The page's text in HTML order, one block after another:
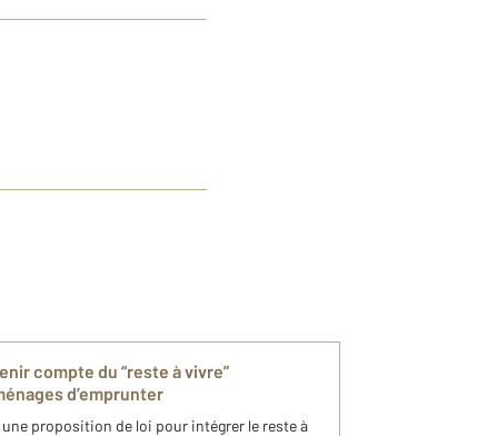
compte du “reste à vivre”
d’emprunter
proposition de loi pour intégrer le reste à